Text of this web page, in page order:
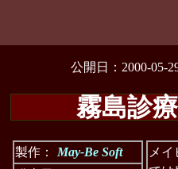
公開日：2000-
霧島診
製作：
May-Be Soft
メ